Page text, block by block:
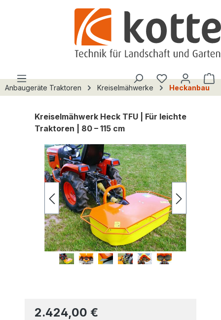
Du hast 0
Anbaugeräte Traktoren Kreiselmähwerke Heckanbau
Kreiselmähwerk Heck TFU | Für leichte
Traktoren | 80 – 115 cm
Bildergalerie überspringen
2.424,00 €